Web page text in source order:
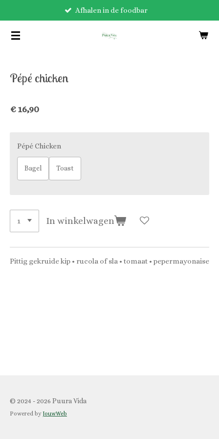
naar
Afhalen in de foodbar
Pépé chicken
€ 16,90
Pépé Chicken
Bagel Toast
In winkelwagen
Pittig gekruide kip • rucola of sla • tomaat • pepermayonaise
© 2024 - 2026 Puura Vida
Powered by JouwWeb